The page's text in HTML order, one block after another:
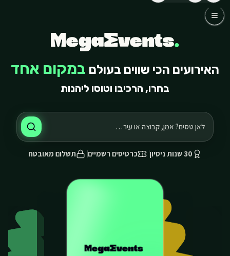
דלג לתוכן הראשי
כדורגל
דלג לתוכן הראשי
האירועים הכי שווים בעולם במקום אחד
בחרו, הרכיבו וטוסו ליהנות
30 שנות ניסיון כרטיסים רשמיים תשלום מאובטח